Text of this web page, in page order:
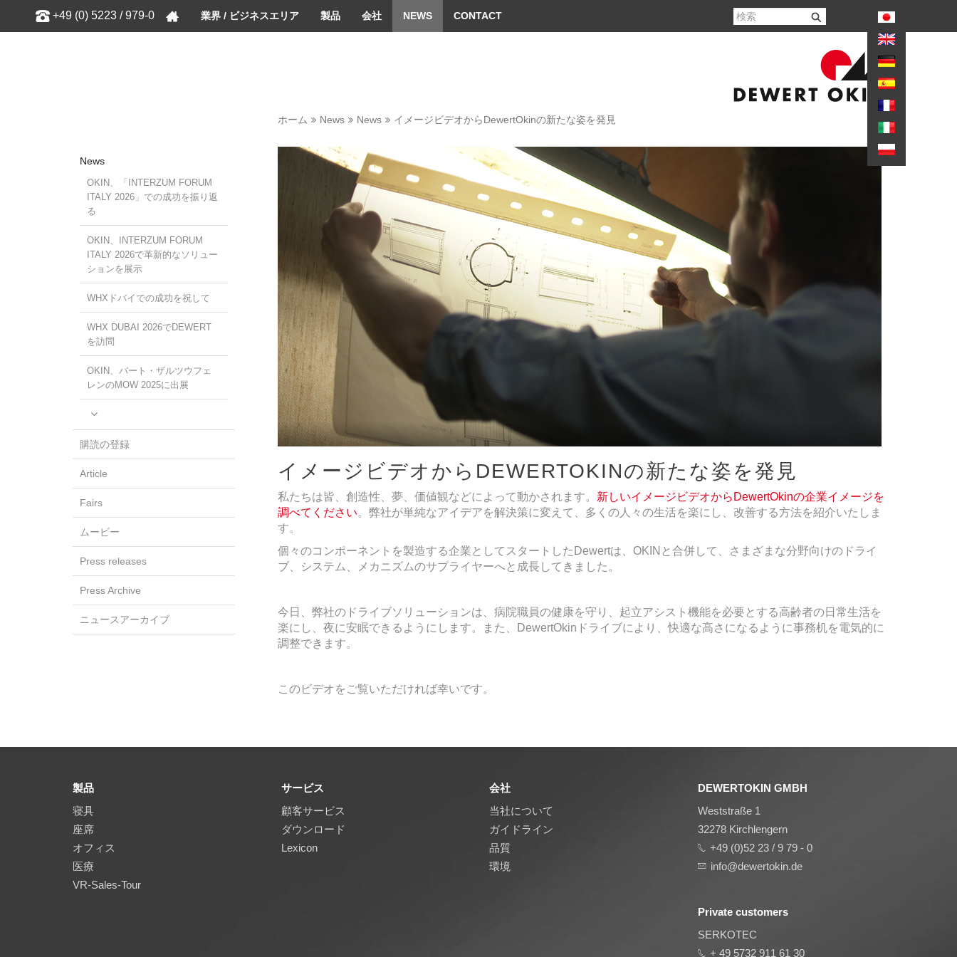
Show convenient version of this site
+49 (0) 5223 / 979-0 業界 / ビジネスエリア 製品 会社 NEWS CONTACT
ホーム News News イメージビデオからDewertOkinの新たな姿を発見
News
OKIN、「INTERZUM FORUM
ITALY 2026」での成功を振り返
る
OKIN、INTERZUM FORUM
ITALY 2026で革新的なソリュー
ションを展示
WHXドバイでの成功を祝して
WHX DUBAI 2026でDEWERT
を訪問
OKIN、バート・ザルツウフェ
レンのMOW 2025に出展
購読の登録
Article
Fairs
ムービー
Press releases
Press Archive
ニュースアーカイブ
イメージビデオからDEWERTOKINの新たな姿を発見
私たちは皆、創造性、夢、価値観などによって動かされます。 新しいイメージビデオからDewertOkinの企業イメージを
調べてください。弊社が単純なアイデアを解決策に変えて、多くの人々の生活を楽にし、改善する方法を紹介いたしま
す。
個々のコンポーネントを製造する企業としてスタートしたDewertは、OKINと合併して、さまざまな分野向けのドライ
ブ、システム、メカニズムのサプライヤーへと成長してきました。
今日、弊社のドライブソリューションは、病院職員の健康を守り、起立アシスト機能を必要とする高齢者の日常生活を
楽にし、夜に安眠できるようにします。また、DewertOkinドライブにより、快適な高さになるように事務机を電気的に
調整できます。
このビデオをご覧いただければ幸いです。
製品
寝具
座席
オフィス
医療
VR-Sales-Tour
サービス
顧客サービス
ダウンロード
Lexicon
会社
当社について
ガイドライン
品質
環境
DEWERTOKIN GMBH
Weststraße 1
32278 Kirchlengern
+49 (0)52 23 / 9 79 - 0
info@dewertokin.de
Private customers
SERKOTEC
+ 49 5732 911 61 30